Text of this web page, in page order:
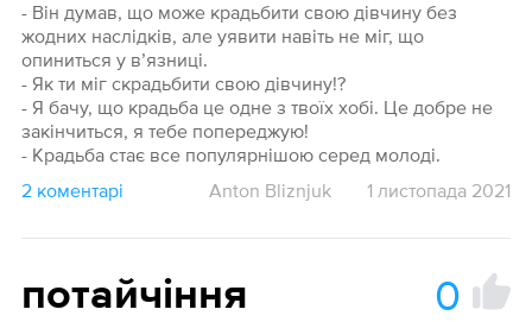
- Він думав, що може крадьбити свою дівчину без
жодних наслідків, але уявити навіть не міг, що
опиниться у в’язниці.
- Як ти міг скрадьбити свою дівчину!?
- Я бачу, що крадьба це одне з твоїх хобі. Це добре не
закінчиться, я тебе попереджую!
- Крадьба стає все популярнішою серед молоді.
2 коментарі
Anton Bliznjuk 1 листопада 2021
потайчіння 0